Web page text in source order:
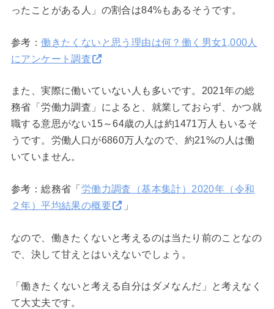
ったことがある人」の割合は84%もあるそうです。
参考：働きたくないと思う理由は何？働く男女1,000人
にアンケート調査
また、実際に働いていない人も多いです。2021年の総
務省「労働力調査」によると、就業しておらず、かつ就
職する意思がない15～64歳の人は約1471万人もいるそ
うです。労働人口が6860万人なので、約21%の人は働
いていません。
参考：総務省「 労働力調査（基本集計）2020年（令和
２年）平均結果の概要
」
なので、働きたくないと考えるのは当たり前のことなの
で、決して甘えとはいえないでしょう。
「働きたくないと考える自分はダメなんだ」と考えなく
て大丈夫です。